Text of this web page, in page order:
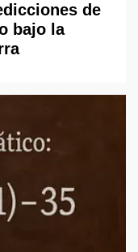
de
bajo la